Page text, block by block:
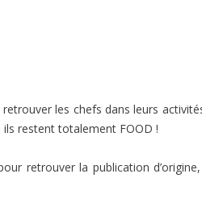
les chefs dans leurs
restent totalement FOOD !
retrouver la publication